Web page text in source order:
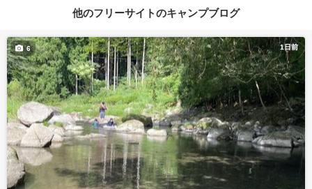
他のフリーサイトのキャンプブログ
1日前
6